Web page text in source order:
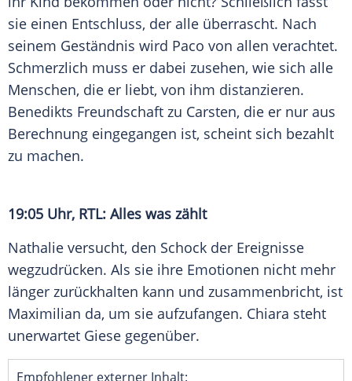
sie einen Entschluss, der alle überrascht. Nach
seinem Geständnis wird Paco von allen verachtet.
Schmerzlich muss er dabei zusehen, wie sich alle
Menschen, die er liebt, von ihm distanzieren.
Benedikts Freundschaft zu Carsten, die er nur aus
Berechnung eingegangen ist, scheint sich bezahlt
zu machen.
19:05 Uhr, RTL: Alles was zählt
Nathalie versucht, den Schock der Ereignisse
wegzudrücken. Als sie ihre Emotionen nicht mehr
länger zurückhalten kann und zusammenbricht, ist
Maximilian da, um sie aufzufangen. Chiara steht
unerwartet Giese gegenüber.
Empfohlener externer Inhalt: